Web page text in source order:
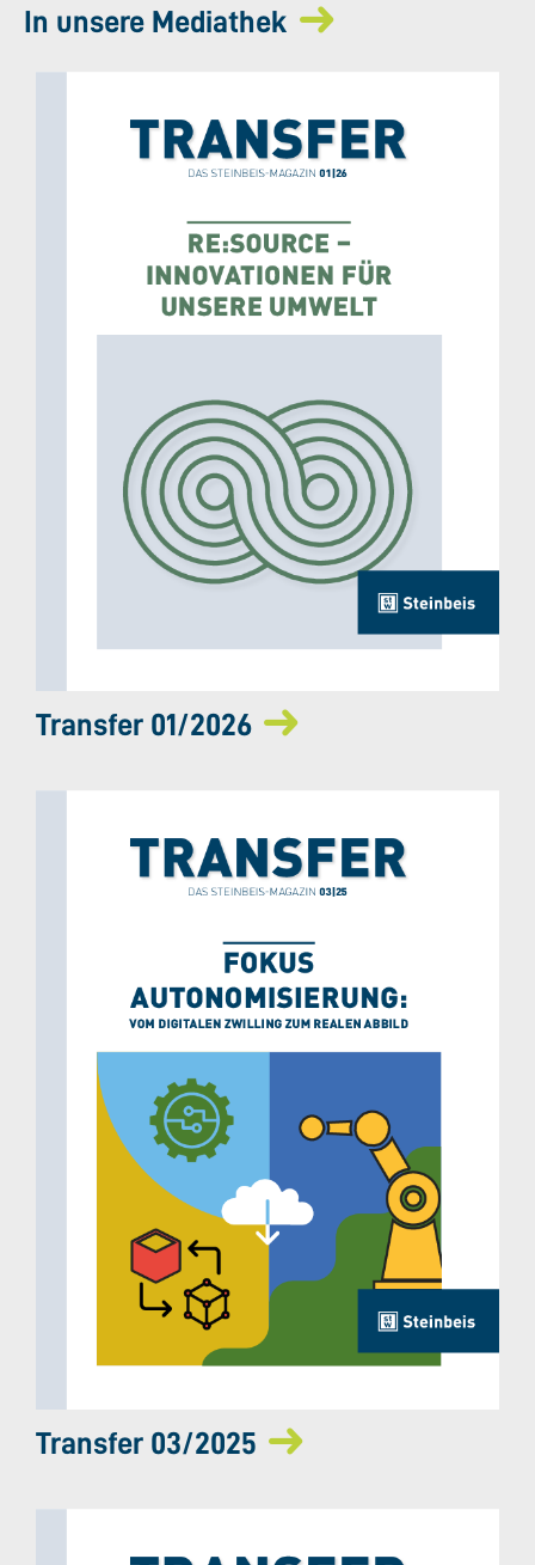
In unsere Mediathek
Transfer 01/2026
Transfer 03/2025